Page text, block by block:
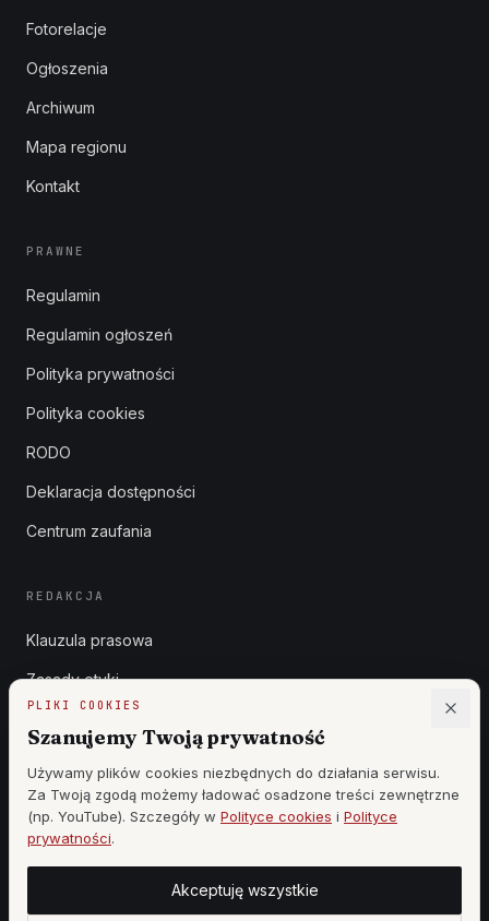
PLIKI COOKIES
Szanujemy Twoją prywatność
Używamy plików cookies niezbędnych do działania serwisu.
Za Twoją zgodą możemy ładować osadzone treści zewnętrzne
(np. YouTube). Szczegóły w Polityce cookies i Polityce
prywatności.
Akceptuję wszystkie
Fotorelacje
Ogłoszenia
Archiwum
Mapa regionu
Kontakt
PRAWNE
Regulamin
Regulamin ogłoszeń
Polityka prywatności
Polityka cookies
RODO
Deklaracja dostępności
Centrum zaufania
REDAKCJA
Klauzula prasowa
Zasady etyki
Cennik